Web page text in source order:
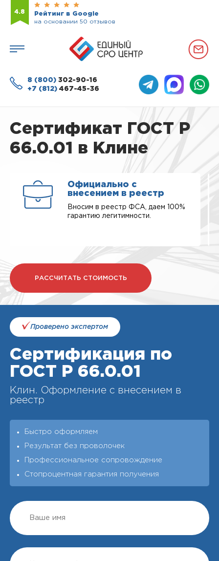
4.8
Рейтинг в Google
на основании 50 отзывов
8 (800) 302-90-16
+7 (812) 467-45-36
Сертификат ГОСТ Р
66.0.01 в Клине
Официально с
внесением в реестр
Вносим в реестр ФСА, даем 100%
гарантию легитимности.
РАССЧИТАТЬ СТОИМОСТЬ
Проверено экспертом
Сертификация по
ГОСТ Р 66.0.01
Клин. Оформление с внесением в
реестр
Быстро оформляем
Результат без проволочек
Профессиональное сопровождение
Стопроцентная гарантия получения